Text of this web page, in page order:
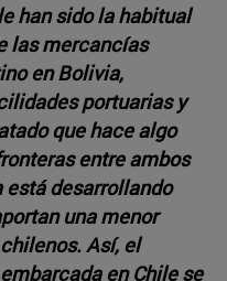
han sido la habitual
las mercancías
en Bolivia,
portuarias y
que hace algo
entre ambos
está desarrollando
una menor
Así, el
en Chile se